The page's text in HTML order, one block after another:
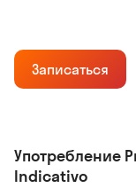
Записаться
Употребление
Indicativo